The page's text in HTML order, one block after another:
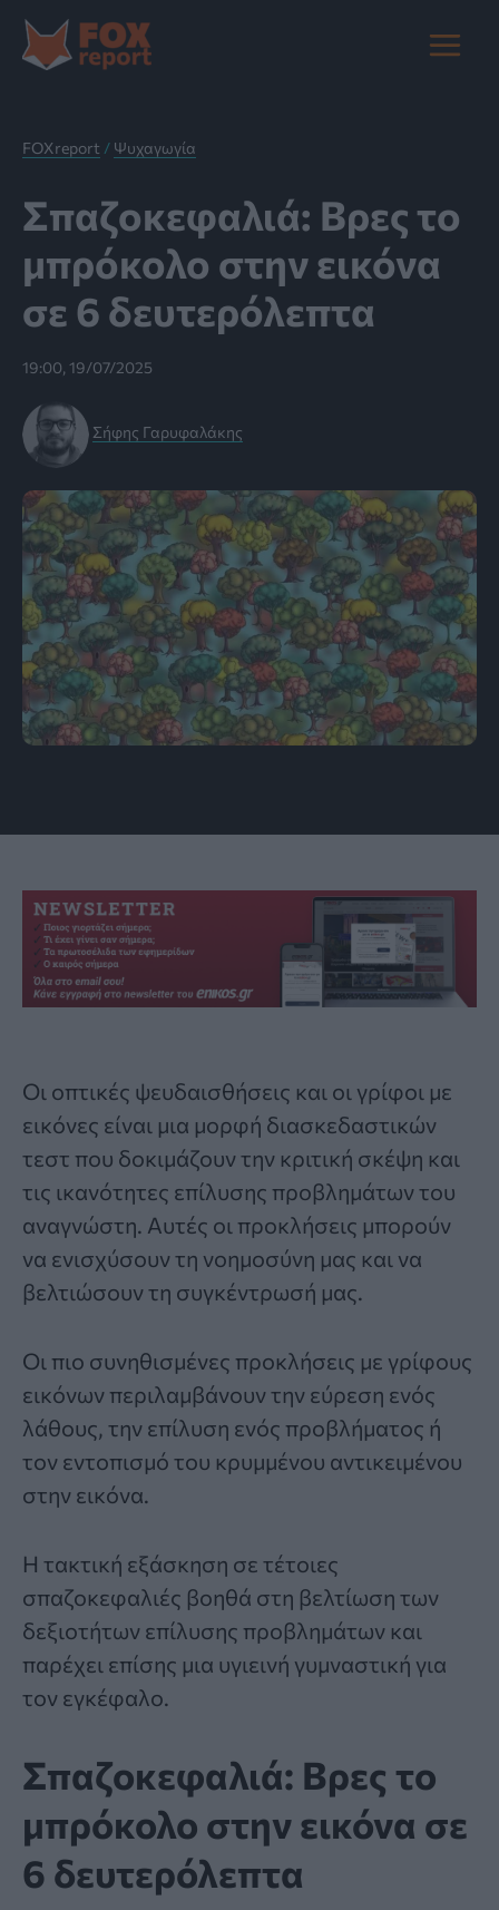
στο
περιεχόμενο
Main
FOXreport / Ψυχαγωγία
Σπαζοκεφαλιά: Βρες το
μπρόκολο στην εικόνα
σε 6 δευτερόλεπτα
19:00, 19/07/2025
Σήφης Γαρυφαλάκης
Οι οπτικές ψευδαισθήσεις και οι γρίφοι με
εικόνες είναι μια μορφή διασκεδαστικών
τεστ που δοκιμάζουν την κριτική σκέψη και
τις ικανότητες επίλυσης προβλημάτων του
αναγνώστη. Αυτές οι προκλήσεις μπορούν
να ενισχύσουν τη νοημοσύνη μας και να
βελτιώσουν τη συγκέντρωσή μας.
Οι πιο συνηθισμένες προκλήσεις με γρίφους
εικόνων περιλαμβάνουν την εύρεση ενός
λάθους, την επίλυση ενός προβλήματος ή
τον εντοπισμό του κρυμμένου αντικειμένου
στην εικόνα.
Η τακτική εξάσκηση σε τέτοιες
σπαζοκεφαλιές βοηθά στη βελτίωση των
δεξιοτήτων επίλυσης προβλημάτων και
παρέχει επίσης μια υγιεινή γυμναστική για
τον εγκέφαλο.
Σπαζοκεφαλιά: Βρες το
μπρόκολο στην εικόνα σε
6 δευτερόλεπτα